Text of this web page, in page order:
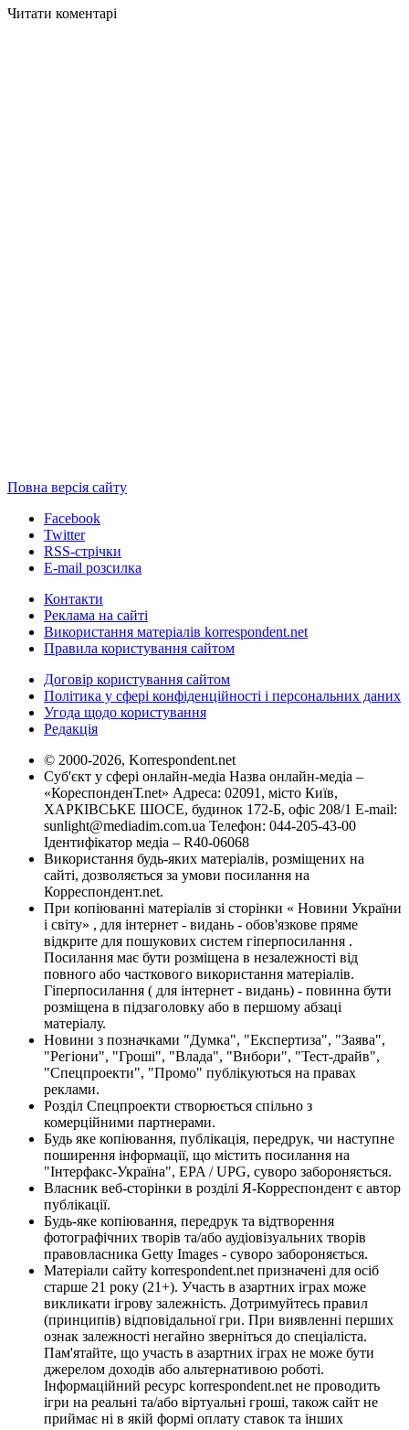
Читати коментарі
Повна версія сайту
Facebook
Twitter
RSS-стрічки
E-mail розсилка
Контакти
Реклама на сайті
Використання матеріалів korrespondent.net
Правила користування сайтом
Договір користування сайтом
Політика у сфері конфіденційності і персональних даних
Угода щодо користування
Редакція
© 2000-2026, Korrespondent.net
Суб'єкт у сфері онлайн-медіа Назва онлайн-медіа –
«КореспонденТ.net» Адреса: 02091, місто Київ,
ХАРКІВСЬКЕ ШОСЕ, будинок 172-Б, офіс 208/1 E-mail:
sunlight@mediadim.com.ua Телефон: 044-205-43-00
Ідентифікатор медіа – R40-06068
Використання будь-яких матеріалів, розміщених на
сайті, дозволяється за умови посилання на
Корреспондент.net.
При копіюванні матеріалів зі сторінки « Новини України
і світу» , для інтернет - видань - обов'язкове пряме
відкрите для пошукових систем гіперпосилання .
Посилання має бути розміщена в незалежності від
повного або часткового використання матеріалів.
Гіперпосилання ( для інтернет - видань) - повинна бути
розміщена в підзаголовку або в першому абзаці
матеріалу.
Новини з позначками "Думка", "Експертиза", "Заява",
"Регіони", "Гроші", "Влада", "Вибори", "Тест-драйв",
"Спецпроекти", "Промо" публікуються на правах
реклами.
Розділ Спецпроекти створюється спільно з
комерційними партнерами.
Будь яке копіювання, публікація, передрук, чи наступне
поширення інформації, що містить посилання на
"Інтерфакс-Україна", EPA / UPG, суворо забороняється.
Власник веб-сторінки в розділі Я-Корреспондент є автор
публікації.
Будь-яке копіювання, передрук та відтворення
фотографічних творів та/або аудіовізуальних творів
правовласника Getty Images - суворо забороняється.
Матеріали сайту korrespondent.net призначені для осіб
старше 21 року (21+). Участь в азартних іграх може
викликати ігрову залежність. Дотримуйтесь правил
(принципів) відповідальної гри. При виявленні перших
ознак залежності негайно зверніться до спеціаліста.
Пам'ятайте, що участь в азартних іграх не може бути
джерелом доходів або альтернативою роботі.
Інформаційний ресурс korrespondent.net не проводить
ігри на реальні та/або віртуальні гроші, також сайт не
приймає ні в якій формі оплату ставок та інших